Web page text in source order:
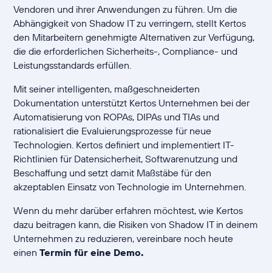
Vendoren und ihrer Anwendungen zu führen. Um die
Abhängigkeit von Shadow IT zu verringern, stellt Kertos
den Mitarbeitern genehmigte Alternativen zur Verfügung,
die die erforderlichen Sicherheits-, Compliance- und
Leistungsstandards erfüllen.
Mit seiner intelligenten, maßgeschneiderten
Dokumentation unterstützt Kertos Unternehmen bei der
Automatisierung von ROPAs, DIPAs und TIAs und
rationalisiert die Evaluierungsprozesse für neue
Technologien. Kertos definiert und implementiert IT-
Richtlinien für Datensicherheit, Softwarenutzung und
Beschaffung und setzt damit Maßstäbe für den
akzeptablen Einsatz von Technologie im Unternehmen.
Wenn du mehr darüber erfahren möchtest, wie Kertos
dazu beitragen kann, die Risiken von Shadow IT in deinem
Unternehmen zu reduzieren, vereinbare noch heute
einenTermin für eine Demo.